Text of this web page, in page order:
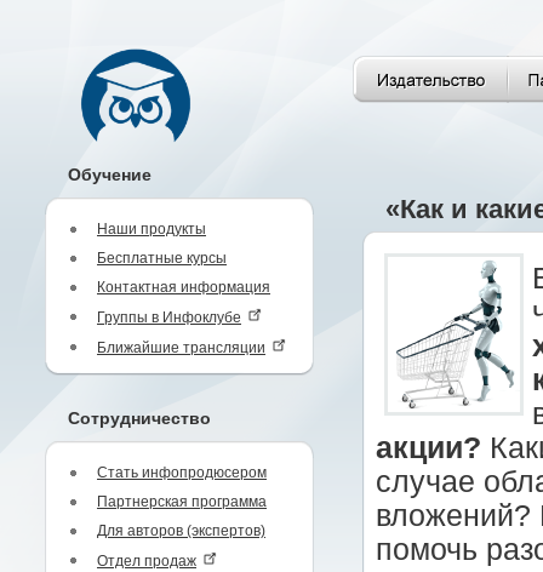
Обучение
Наши продукты
Бесплатные курсы
Контактная информация
Группы в Инфоклубе
Ближайшие трансляции
Сотрудничество
Стать инфопродюсером
Партнерская программа
Для авторов (экспертов)
Отдел продаж
«Как и
акции?
случае
вложений?
помочь